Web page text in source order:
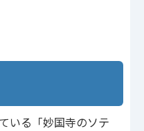
いる「妙国寺のソテ